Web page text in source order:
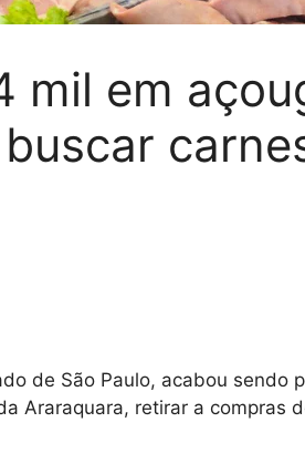
mil em
de São Paulo, acabou sendo
Araraquara, retirar a compras